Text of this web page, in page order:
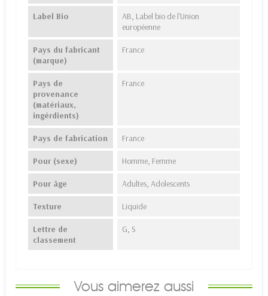
Label Bio
AB, Label bio de l'Union
européenne
Pays du fabricant
(marque)
France
Pays de
provenance
(matériaux,
ingérdients)
France
Pays de fabrication France
Pour (sexe) Homme, Femme
Pour âge Adultes, Adolescents
Texture Liquide
Lettre de
classement
G, S
Vous aimerez aussi